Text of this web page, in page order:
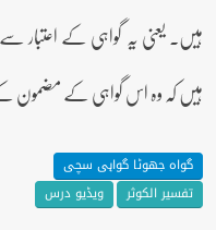
ہیں۔ یعنی یہ گواہی کے اعتبار
ہیں کہ وہ اس گواہی کے مضمون
گواہ جھوٹا گواہی سچی
تفسیر الکوثر
ویڈیو درس